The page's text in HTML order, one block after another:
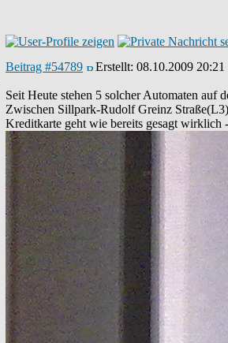
Beitrag #54789 Erstellt: 08.10.2009 20:21
Seit Heute stehen 5 solcher Automaten auf
Zwischen Sillpark-Rudolf Greinz
Kreditkarte geht wie bereits gesagt wirklich